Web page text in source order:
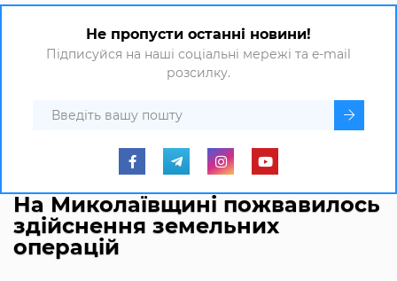
Не пропусти останні новини!
Підписуйся на наші соціальні мережі та e-mail
розсилку.
На Миколаївщині пожвавилось
здійснення земельних
операцій